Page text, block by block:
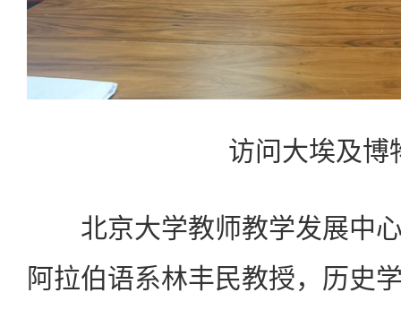
访问大埃及博
北京大学教师教学发展中心
阿拉伯语系林丰民教授，历史